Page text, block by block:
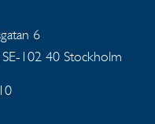
6
SE-102 40 Stockholm